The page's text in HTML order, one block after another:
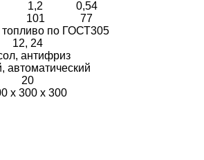
1,2
0,54
101
77
топливо по ГОСТ305
12, 24
антифриз
автоматический
20
х 300 х 300